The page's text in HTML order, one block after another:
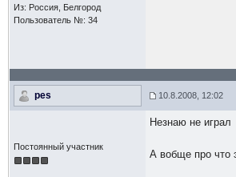
Из: Россия, Белгород
Пользователь №: 34
pes 10.8.2008, 12:02
Постоянный участник
Незнаю не играл
А вобще про что